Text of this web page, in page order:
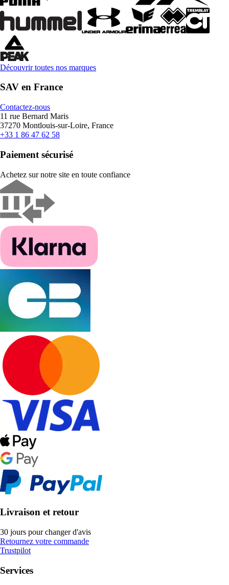
Découvrir toutes nos marques
SAV en France
Contactez-nous
11 rue Bernard Maris
37270 Montlouis-sur-Loire, France
+33 1 86 47 62 58
Paiement sécurisé
Achetez sur notre site en toute confiance
Livraison et retour
30 jours pour changer d'avis
Retournez votre commande
Trustpilot
Services